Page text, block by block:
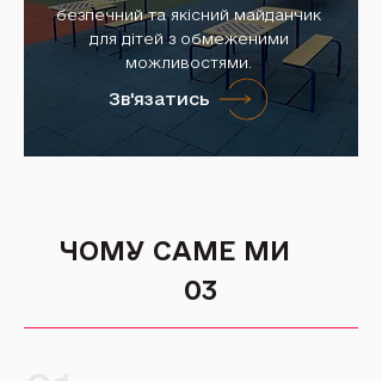
безпечний та якісний майданчик
для дітей з обмеженими
можливостями.
Зв'язатись
ЧОМУ САМЕ МИ
03